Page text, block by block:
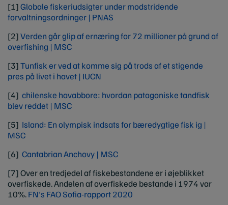
[1]Globale fiskeriudsigter under modstridende
forvaltningsordninger | PNAS
[2]Verden går glip af ernæring for 72 millioner på grund af
overfishing | MSC
[3]Tunfisk er ved at komme sig på trods af et stigende
pres på livet i havet | IUCN
[4] chilenske havabbore: hvordan patagoniske tandfisk
blev reddet | MSC
[5] Island: En olympisk indsats for bæredygtige fisk ig |
MSC
[6] Cantabrian Anchovy | MSC
[7] Over en tredjedel af fiskebestandene er i øjeblikket
overfiskede. Andelen af overfiskede bestande i 1974 var
10%.FN's FAO Sofia-rapport 2020